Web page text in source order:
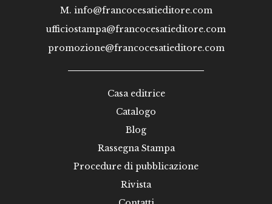
M. info@francocesatieditore.com
ufficiostampa@francocesatieditore.com
promozione@francocesatieditore.com
Casa editrice
Catalogo
Blog
Rassegna Stampa
Procedure di pubblicazione
Rivista